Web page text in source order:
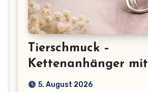
Tierschmuck –
Kettenanhänger mit
Katzenmotiv für
5. August 2026